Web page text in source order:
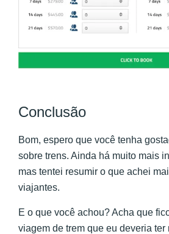
Conclusão
Bom, espero que você tenha
sobre trens. Ainda há muito mais
mas tentei resumir o que achei
viajantes.
E o que você achou? Acha que
viagem de trem que eu deveria